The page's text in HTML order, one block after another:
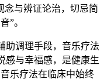
念与辨证论治，切忌简
”。
助调理手段，音乐疗法
感与幸福感，是健康生
乐疗法在临床中始终